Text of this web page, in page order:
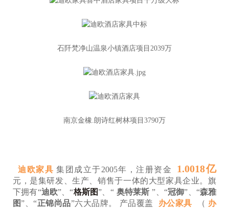
石阡梵净山温泉小镇酒店项目2039万
南京金橡.朗诗红树林项目3790万
迪欧家具 集团成立于2005年，注册资金 1.0018亿
元， 是集研发、生产、销售于一体的大型家具企业。旗
下拥有“迪欧”、“格斯图”、“ 奥特莱斯 ”、“冠御”、“森雅
图”、“正锦尚品”六大品牌。 产品覆盖 办公家具 （ 办